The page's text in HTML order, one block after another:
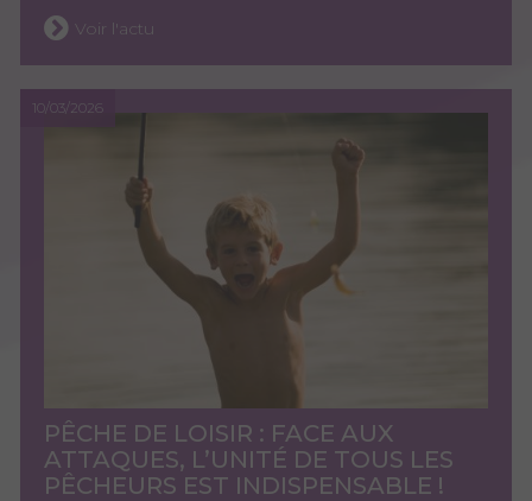
Voir l'actu
10/03/2026
PÊCHE DE LOISIR : FACE AUX
ATTAQUES, L’UNITÉ DE TOUS LES
PÊCHEURS EST INDISPENSABLE !